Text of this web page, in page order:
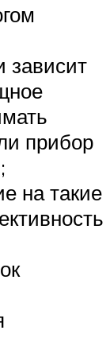
зависит
прибор
на такие